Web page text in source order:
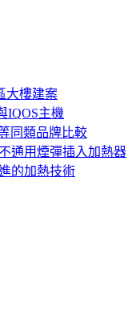
大樓建案
IQOS主機
同類品牌比較
通用煙彈插入加熱器
的加熱技術